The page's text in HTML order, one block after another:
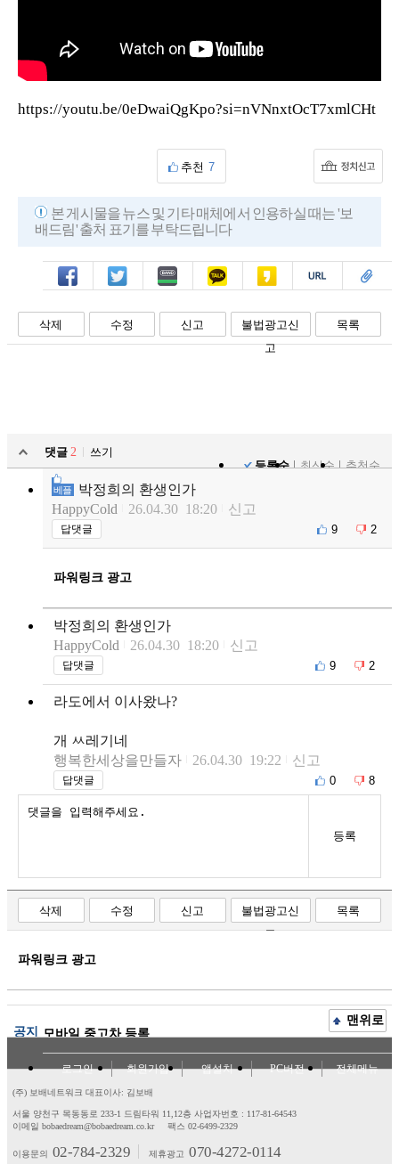
https://youtu.be/0eDwaiQgKpo?si=nVNnxtOcT7xmlCHt
추천 7
본 게시물을 뉴스 및 기타 매체에서 인용하실 때는 '보
배드림' 출처 표기를 부탁드립니다
페북 트윗 밴드 카톡 카스 복사 스크랩
삭제 수정 신고
불법광고신
고
목록
댓글 2
쓰기
등록순
최신순 추천순
베플
박정희의 환생인가
HappyCold
26.04.30 18:20 신고
답댓글 9 2
파워링크 광고
박정희의 환생인가
HappyCold
26.04.30 18:20 신고
답댓글 9 2
라도에서 이사왔나?
개 ㅆ레기네
행복한세상을만들자
26.04.30 19:22 신고
답댓글 0 8
등록
삭제 수정 신고
불법광고신
고
목록
파워링크 광고
공지 모바일 중고차 등록
맨위로
로그인 회원가입 앱설치 PC버전 전체메뉴
(주) 보배네트워크 대표이사: 김보배
서울 양천구 목동동로 233-1 드림타워 11,12층 사업자번호 : 117-81-64543
이메일 bobaedream@bobaedream.co.kr
팩스 02-6499-2329
이용문의 02-784-2329 제휴광고 070-4272-0114